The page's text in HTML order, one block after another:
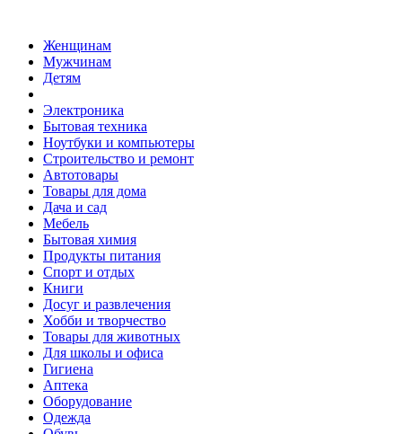
Женщинам
Мужчинам
Детям
Электроника
Бытовая техника
Ноутбуки и компьютеры
Строительство и ремонт
Автотовары
Товары для дома
Дача и сад
Мебель
Бытовая химия
Продукты питания
Спорт и отдых
Книги
Досуг и развлечения
Хобби и творчество
Товары для животных
Для школы и офиса
Гигиена
Аптека
Оборудование
Одежда